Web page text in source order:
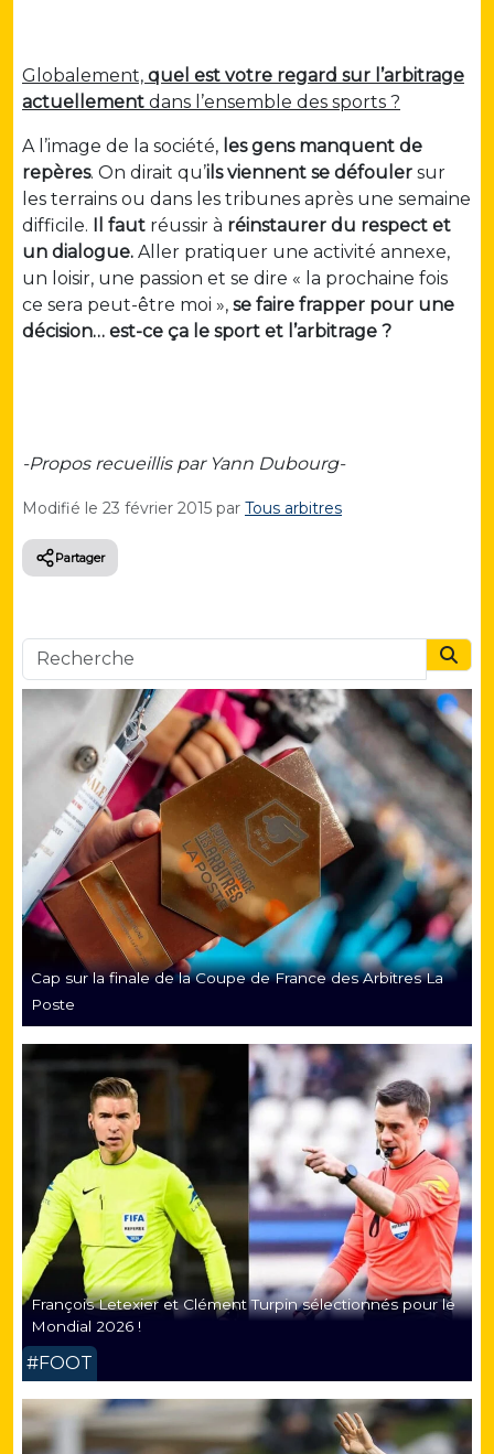
Globalement, quel est votre regard sur l’arbitrage
actuellement dans l’ensemble des sports ?
A l’image de la société, les gens manquent de
repères. On dirait qu’ils viennent se défouler sur
les terrains ou dans les tribunes après une semaine
difficile.
Il faut réussir à réinstaurer du respect et
un dialogue. Aller pratiquer une activité annexe,
un loisir, une passion et se dire « la prochaine fois
ce sera peut-être moi », se faire frapper pour une
décision… est-ce ça le sport et l’arbitrage ?
-Propos recueillis par Yann Dubourg-
Modifié le 23 février 2015 par Tous arbitres
Partager
Cap sur la finale de la Coupe de France des Arbitres La
Poste
François Letexier et Clément Turpin sélectionnés pour le
Mondial 2026 !
#FOOT